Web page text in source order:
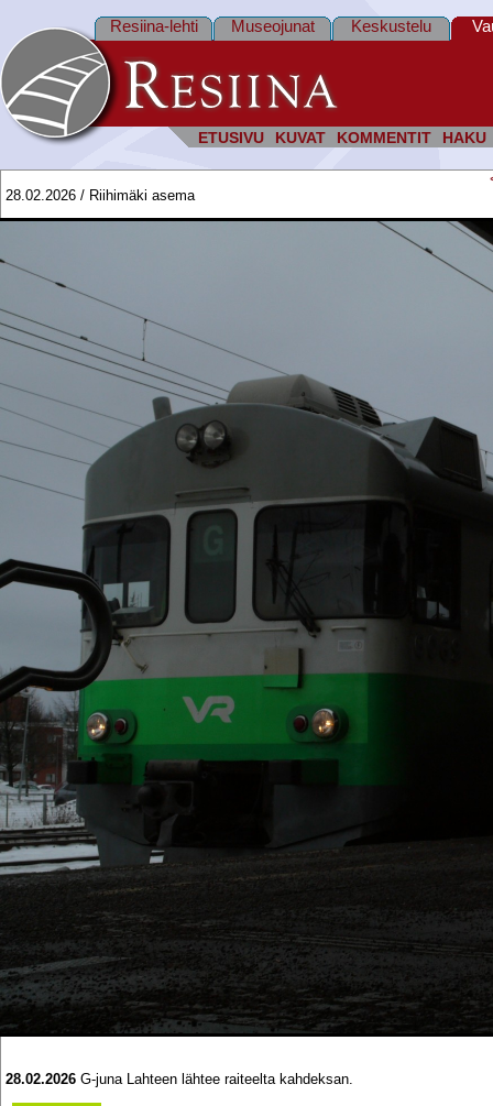
ETUSIVU KUVAT KOMMENTIT HAKU
Resiina-lehti Museojunat Keskustelu
28.02.2026 / Riihimäki asema
28.02.2026 G-juna Lahteen lähtee raiteelta kahdeksan.